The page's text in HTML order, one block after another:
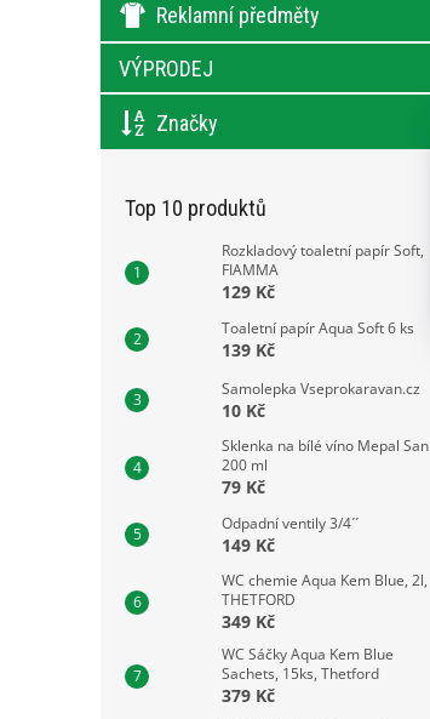
Reklamní předměty
VÝPRODEJ
Značky
Top 10 produktů
Rozkladový toaletní papír Soft,
FIAMMA
129 Kč
Toaletní papír Aqua Soft 6 ks
139 Kč
Samolepka Vseprokaravan.cz
10 Kč
Sklenka na bílé víno Mepal San
200 ml
79 Kč
Odpadní ventily 3/4´´
149 Kč
WC chemie Aqua Kem Blue, 2l,
THETFORD
349 Kč
WC Sáčky Aqua Kem Blue
Sachets, 15ks, Thetford
379 Kč